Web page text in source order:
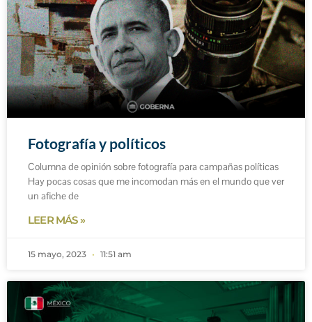
Fotografía y políticos
Columna de opinión sobre fotografía para campañas políticas
Hay pocas cosas que me incomodan más en el mundo que ver
un afiche de
LEER MÁS »
15 mayo, 2023 11:51 am